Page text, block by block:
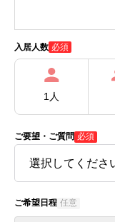
入居人数 必須
1人
ご要望・ご質問 必須
ご希望日程 任意